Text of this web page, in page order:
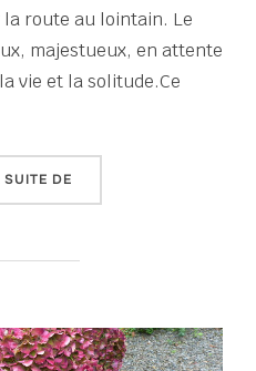
route au lointain. Le
majestueux, en attente
vie et la solitude.Ce
DE« TERRAIN FRAGILE